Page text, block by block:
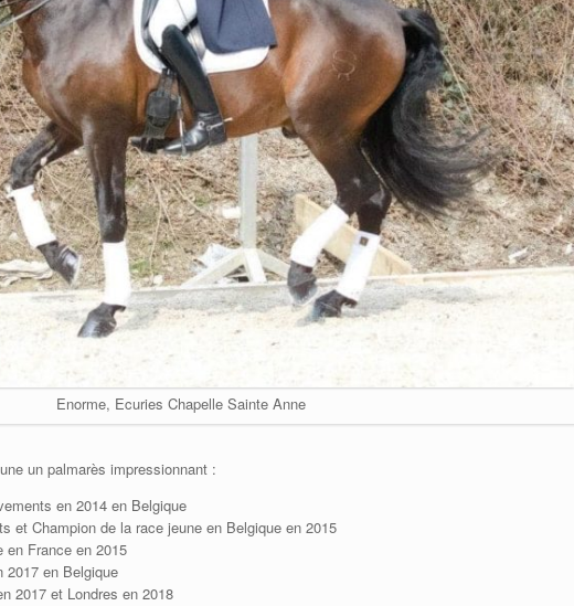
Enorme, Ecuries Chapelle Sainte Anne
un palmarès impressionnant :
en 2014 en Belgique
et Champion de la race jeune en Belgique en 2015
en France en 2015
2017 en Belgique
2017 et Londres en 2018